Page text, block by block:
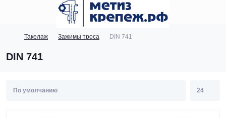
Такелаж Зажимы троса DIN 741
DIN 741